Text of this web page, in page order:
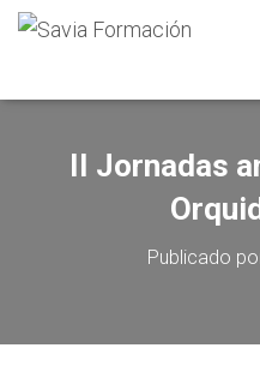
II Jornadas
Publicado